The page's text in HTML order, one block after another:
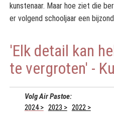
kunstenaar. Maar hoe ziet die
er volgend schooljaar een
'Elk detail kan
te vergroten' -
Volg Air Pastoe:
2024 > 2023 > 2022 >